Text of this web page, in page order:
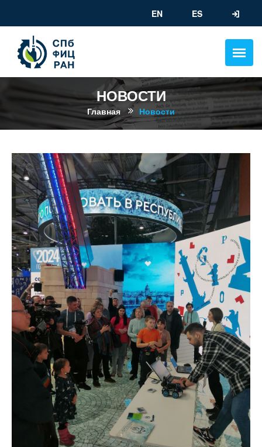
EN ES
НОВОСТИ
Главная Новости